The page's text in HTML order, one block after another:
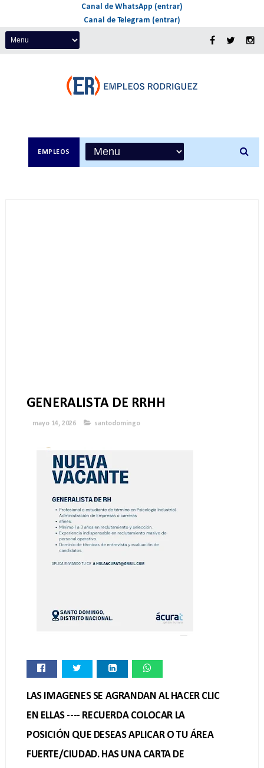
Canal de WhatsApp (entrar)
Canal de Telegram (entrar)
EMPLEOS
GENERALISTA DE RRHH
mayo 14, 2026 santodomingo
LAS IMAGENES SE AGRANDAN AL HACER CLIC
EN ELLAS ---- RECUERDA COLOCAR LA
POSICIÓN QUE DESEAS APLICAR O TU ÁREA
FUERTE/CIUDAD. HAS UNA CARTA DE